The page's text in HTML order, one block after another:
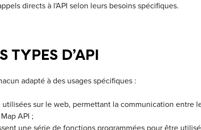
directs à l'API selon leurs besoins spécifiques.
TYPES D’API
adapté à des usages spécifiques :
utilisées sur le web, permettant la communication entre
API ;
une série de fonctions programmées pour être